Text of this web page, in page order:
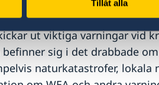
Tillåt alla
ut viktiga varningar vid
sig i det drabbade
naturkatastrofer, lokala